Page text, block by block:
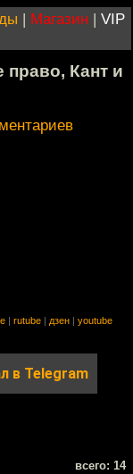
| Магазин | VIP
право, Кант и
rutube дзен youtube
в Telegram
всего: 14